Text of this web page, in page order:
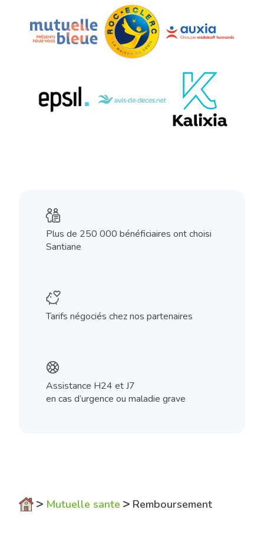
multiple_actions_text
Plus de 250 000 bénéficiaires ont choisi
Santiane
wedding_money_piggy
Tarifs négociés chez nos partenaires
help_wheel
Assistance H24 et J7
en cas d’urgence ou maladie grave
> Mutuelle sante > Remboursement